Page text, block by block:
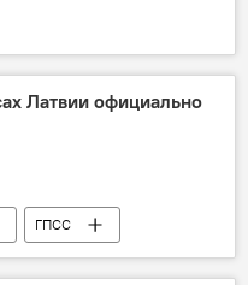
Латвии официально
ГПСС